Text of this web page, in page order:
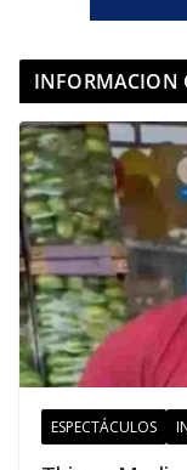
INFORMACION
ESPECTÁCULOS